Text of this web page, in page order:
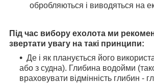
обробляються і виводяться на
Під час вибору ехолота ми
звертати увагу на такі принципи:
Де і як планується його
або з судна). Глибина водойми
враховувати відмінність глибин -